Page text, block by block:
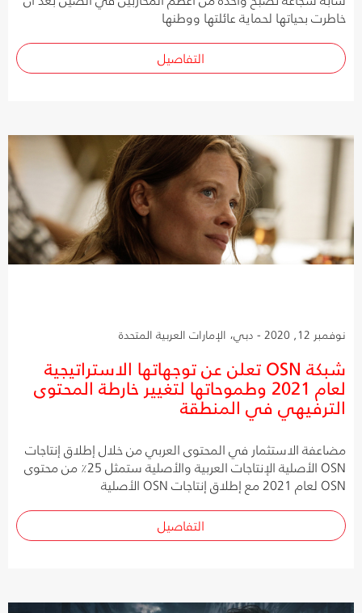
خاطرت بحياتها لحماية عائلتها ووطنها
التفاصيل
نوفمبر 12, 2020 - دبي، الإمارات العربية المتحدة
شبكة OSN تعلن عن توجهاتها الاستراتيجية
لعام 2021 وطموحاتها لتغيير خارطة المحتوى
الترفيهي في المنطقة
مضاعفة الاستثمار في المحتوى العربي من خلال إطلاق إنتاجات
OSN الأصلية الإنتاجات العربية والأصلية ستمثل 25٪ من محتوى
OSN لعام 2021 مع إطلاق إنتاجات OSN الأصلية
التفاصيل